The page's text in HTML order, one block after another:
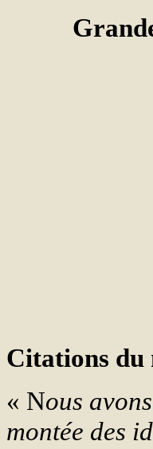
Citations du
« Nous
montée des